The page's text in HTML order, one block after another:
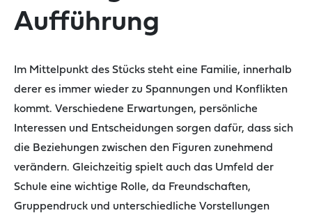
Aufführung
Im Mittelpunkt des Stücks steht eine Familie, innerhalb
derer es immer wieder zu Spannungen und Konflikten
kommt. Verschiedene Erwartungen, persönliche
Interessen und Entscheidungen sorgen dafür, dass sich
die Beziehungen zwischen den Figuren zunehmend
verändern. Gleichzeitig spielt auch das Umfeld der
Schule eine wichtige Rolle, da Freundschaften,
Gruppendruck und unterschiedliche Vorstellungen